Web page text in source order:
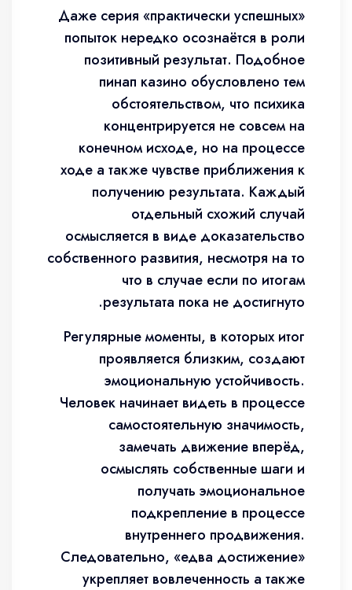
Даже серия «практически успешных»
попыток нередко осознаётся в роли
позитивный результат. Подобное
пинап казино обусловлено тем
обстоятельством, что психика
концентрируется не совсем на
конечном исходе, но на процессе
ходе а также чувстве приближения к
получению результата. Каждый
отдельный схожий случай
осмысляется в виде доказательство
собственного развития, несмотря на то
что в случае если по итогам
результата пока не достигнуто.
Регулярные моменты, в которых итог
проявляется близким, создают
эмоциональную устойчивость.
Человек начинает видеть в процессе
самостоятельную значимость,
замечать движение вперёд,
осмыслять собственные шаги и
получать эмоциональное
подкрепление в процессе
внутреннего продвижения.
Следовательно, «едва достижение»
укрепляет вовлеченность а также